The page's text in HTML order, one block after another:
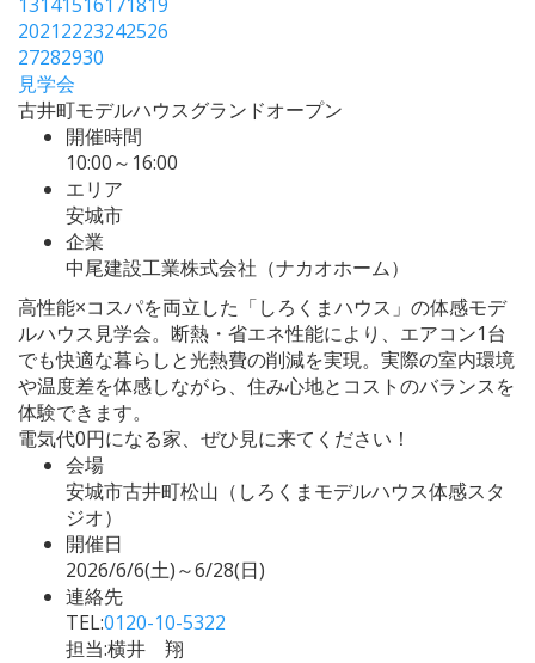
20212223242526
27282930
見学会
古井町モデルハウスグランドオープン
開催時間
10:00～16:00
エリア
安城市
企業
中尾建設工業株式会社（ナカオホーム）
高性能×コスパを両立した「しろくまハウス」の体感モデ
ルハウス見学会。断熱・省エネ性能により、エアコン1台
でも快適な暮らしと光熱費の削減を実現。実際の室内環境
や温度差を体感しながら、住み心地とコストのバランスを
体験できます。
電気代0円になる家、ぜひ見に来てください！
会場
安城市古井町松山（しろくまモデルハウス体感スタ
ジオ）
開催日
2026/6/6(土)～6/28(日)
連絡先
TEL:0120-10-5322
担当:横井 翔